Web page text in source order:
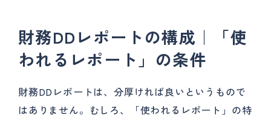
財務DDレポートの構成｜「使
われるレポート」の条件
財務DDレポートは、分厚ければ良いというもので
はありません。むしろ、「使われるレポート」の特